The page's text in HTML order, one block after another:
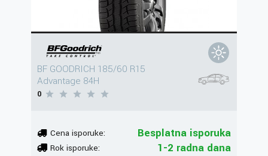
BF GOODRICH 185/60 R15
Advantage 84H
0
Cena isporuke: Besplatna isporuka
Rok isporuke: 1-2 radna dana